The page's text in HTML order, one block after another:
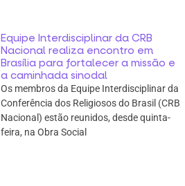
Equipe Interdisciplinar da CRB
Nacional realiza encontro em
Brasília para fortalecer a missão e
a caminhada sinodal
Os membros da Equipe Interdisciplinar da
Conferência dos Religiosos do Brasil (CRB
Nacional) estão reunidos, desde quinta-
feira, na Obra Social